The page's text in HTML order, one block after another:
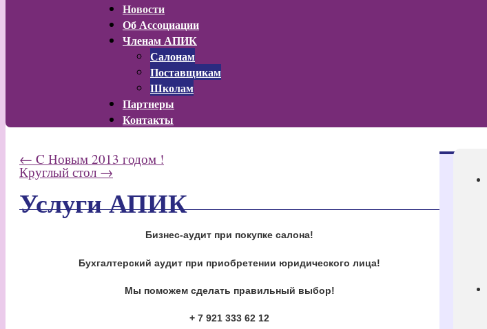
Новости
Об Ассоциации
Членам АПИК
Салонам
Поставщикам
Школам
Партнеры
Контакты
← C Новым 2013 годом !
Круглый стол →
Услуги АПИК
Бизнес-аудит при покупке салона!
Бухгалтерский аудит при приобретении юридического лица!
Мы поможем сделать правильный выбор!
+ 7 921 333 62 12